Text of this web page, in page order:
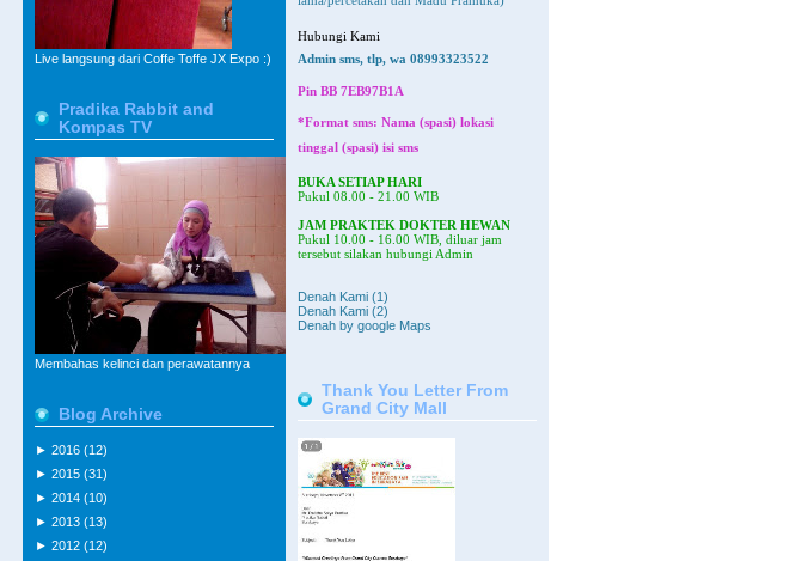
Hubungi Kami
Admin sms, tlp, wa 08993323522
Pin BB 7EB97B1A
*Format sms: Nama (spasi) lokasi
tinggal (spasi) isi sms
BUKA SETIAP HARI
Pukul 08.00 - 21.00 WIB
JAM PRAKTEK DOKTER HEWAN
Pukul 10.00 - 16.00 WIB, diluar jam
tersebut silakan hubungi Admin
Denah Kami (1)
Denah Kami (2)
Denah by google Maps
Thank You Letter From
Grand City Mall
Live langsung dari Coffe Toffe JX Expo :)
Pradika Rabbit and
Kompas TV
Membahas kelinci dan perawatannya
Blog Archive
► 2016 (12)
► 2015 (31)
► 2014 (10)
► 2013 (13)
► 2012 (12)